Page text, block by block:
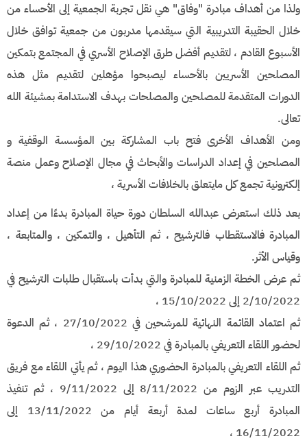
ولذا من أهداف مبادرة "وفاق" هي نقل تجربة الجمعية إلى الأحساء من
خلال الحقيبة التدريبية التي سيقدمها مدربون من جمعية توافق خلال
الأسبوع القادم ، لتقديم أفضل طرق الإصلاح الأسري في المجتمع بتمكين
المصلحين الأسريين بالأحساء ليصبحوا مؤهلين لتقديم مثل هذه
الدورات المتقدمة للمصلحين والمصلحات بهدف الاستدامة بمشيئة الله
تعالى.
ومن الأهداف الأخرى فتح باب المشاركة بين المؤسسة الوقفية و
المصلحين في إعداد الدراسات والأبحاث في مجال الإصلاح وعمل منصة
إلكترونية تجمع كل مايتعلق بالخلافات الأسرية ،
بعد ذلك استعرض عبدالله السلطان دورة حياة المبادرة بدءًا من إعداد
المبادرة فالاستقطاب فالترشيح ، ثم التأهيل ، والتمكين ، والمتابعة ،
وقياس الأثر.
ثم عرض الخطة الزمنية للمبادرة والتي بدأت باستقبال طلبات الترشيح في
2/10/2022 إلى 15/10/2022 ،
ثم اعتماد القائمة النهائية للمرشحين في 27/10/2022 ، ثم الدعوة
لحضور اللقاء التعريفي بالمبادرة في 29/10/2022 ،
ثم اللقاء التعريفي بالمبادرة الحضوري هذا اليوم ، ثم يأتي اللقاء مع فريق
التدريب عبر الزوم من 8/11/2022 إلى 9/11/2022 ، ثم تنفيذ
المبادرة أربع ساعات لمدة أربعة أيام من 13/11/2022 إلى
16/11/2022 ،